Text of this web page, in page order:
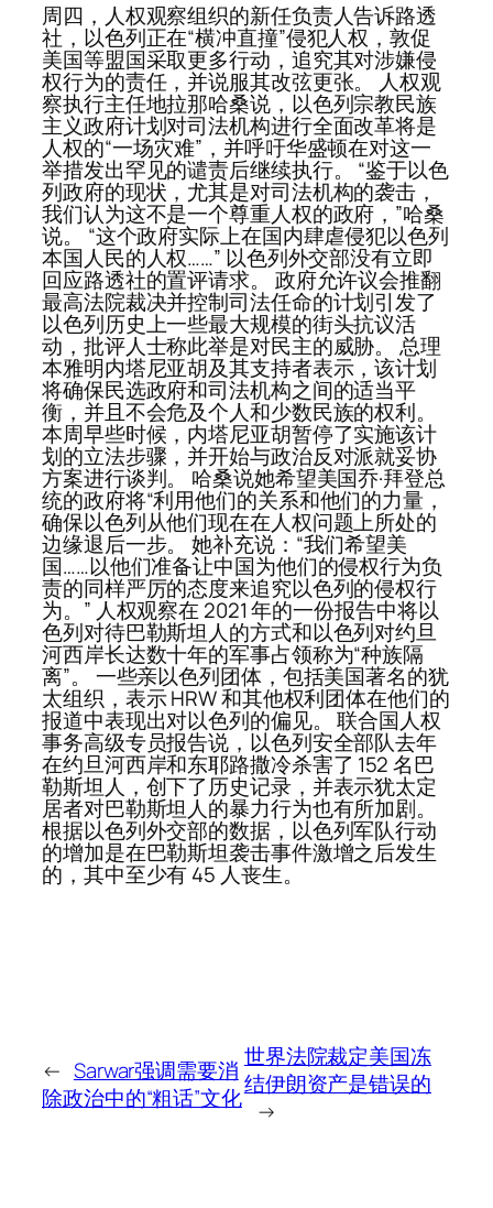
周四，人权观察组织的新任负责人告诉路透
社，以色列正在“横冲直撞”侵犯人权，敦促
美国等盟国采取更多行动，追究其对涉嫌侵
权行为的责任，并说服其改弦更张。 人权观
察执行主任地拉那哈桑说，以色列宗教民族
主义政府计划对司法机构进行全面改革将是
人权的“一场灾难”，并呼吁华盛顿在对这一
举措发出罕见的谴责后继续执行。 “鉴于以色
列政府的现状，尤其是对司法机构的袭击，
我们认为这不是一个尊重人权的政府，”哈桑
说。 “这个政府实际上在国内肆虐侵犯以色列
本国人民的人权……” 以色列外交部没有立即
回应路透社的置评请求。 政府允许议会推翻
最高法院裁决并控制司法任命的计划引发了
以色列历史上一些最大规模的街头抗议活
动，批评人士称此举是对民主的威胁。 总理
本雅明内塔尼亚胡及其支持者表示，该计划
将确保民选政府和司法机构之间的适当平
衡，并且不会危及个人和少数民族的权利。
本周早些时候，内塔尼亚胡暂停了实施该计
划的立法步骤，并开始与政治反对派就妥协
方案进行谈判。 哈桑说她希望美国乔·拜登总
统的政府将“利用他们的关系和他们的力量，
确保以色列从他们现在在人权问题上所处的
边缘退后一步。 她补充说：“我们希望美
国……以他们准备让中国为他们的侵权行为负
责的同样严厉的态度来追究以色列的侵权行
为。” 人权观察在 2021 年的一份报告中将以
色列对待巴勒斯坦人的方式和以色列对约旦
河西岸长达数十年的军事占领称为“种族隔
离”。 一些亲以色列团体，包括美国著名的犹
太组织，表示 HRW 和其他权利团体在他们的
报道中表现出对以色列的偏见。 联合国人权
事务高级专员报告说，以色列安全部队去年
在约旦河西岸和东耶路撒冷杀害了 152 名巴
勒斯坦人，创下了历史记录，并表示犹太定
居者对巴勒斯坦人的暴力行为也有所加剧。
根据以色列外交部的数据，以色列军队行动
的增加是在巴勒斯坦袭击事件激增之后发生
的，其中至少有 45 人丧生。
← Sarwar强调需要消
除政治中的“粗话”文化
世界法院裁定美国冻
结伊朗资产是错误的
→